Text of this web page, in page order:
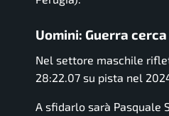
Uomini: Guerra
Nel settore maschile
28:22.07 su pista nel
A sfidarlo sarà Pasquale